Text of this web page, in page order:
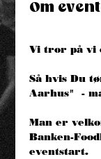
Om
Vi tror på vi
Så hvis Du
Aarhus"  -
Man er
Banken-
eventstart.